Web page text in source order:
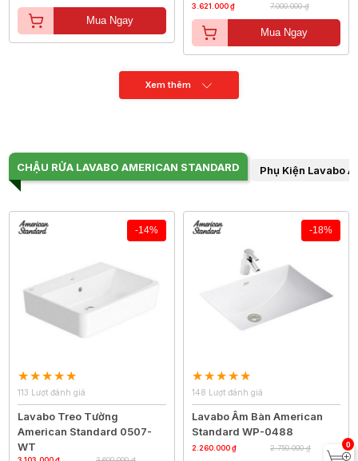
Mua Ngay
3.621.000 ₫ 7.000.000 ₫
Mua Ngay
Xem thêm
CHẬU RỬA LAVABO AMERICAN STANDARD Phụ Kiện Lavabo
-14%
113 Lượt đánh giá
Lavabo Treo Tường
American Standard 0507-
WT
-18%
148 Lượt đánh giá
Lavabo Âm Bàn American
Standard WP-0488
2.260.000 ₫ 2.750.000 ₫ 0